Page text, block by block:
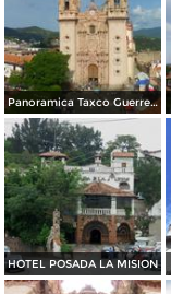
Panoramica Taxco Guerrero
HOTEL POSADA LA MISION